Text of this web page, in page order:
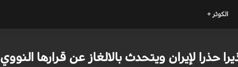
الكوثر +
حذرا لإيران ويتحدث بالالغاز عن قرارها النووي